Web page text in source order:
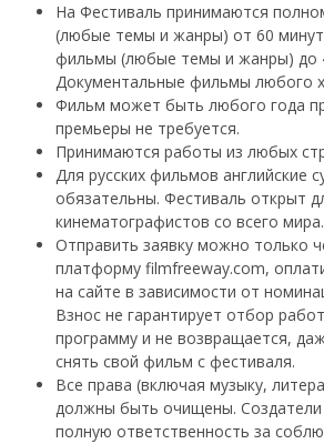
На Фестиваль принимаются
(любые темы и жанры) от 60
фильмы (любые темы и жанры) до
Документальные фильмы любого
Фильм может быть любого года
премьеры не требуется.
Принимаются работы из любых
Для русских фильмов английские
обязательны. Фестиваль открыт
кинематографистов со всего мира.
Отправить заявку можно только
платформу filmfreeway.com,
на сайте в зависимости от
Взнос не гарантирует отбор
программу и не возвращается,
снять свой фильм с фестиваля.
Все права (включая музыку,
должны быть очищены. Создатели
полную ответственность за